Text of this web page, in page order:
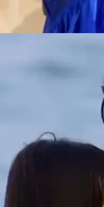
​शहजादा
रुमर्स थे कि शहजादा